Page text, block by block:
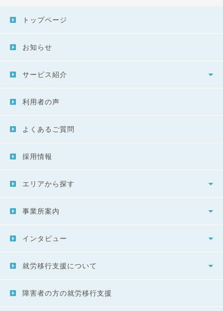
トップページ
お知らせ
サービス紹介
利用者の声
よくあるご質問
採用情報
エリアから探す
事業所案内
インタビュー
就労移行支援について
障害者の方の就労移行支援